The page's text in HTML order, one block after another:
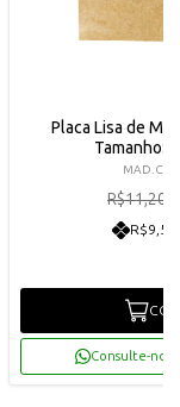
Placa Lisa de
Tamanho:
MAD.
R$11,20
R$9,58
Consulte-nos